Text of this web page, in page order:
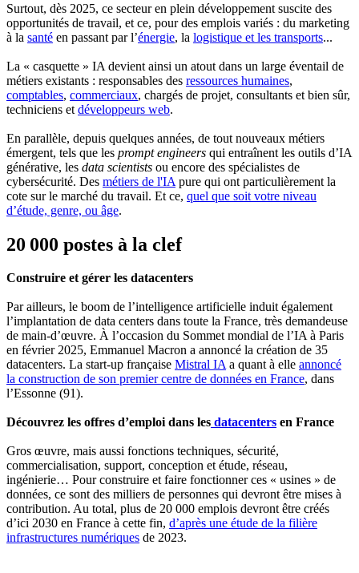
Surtout, dès 2025, ce secteur en plein développement suscite des
opportunités de travail, et ce, pour des emplois variés : du marketing
à la santé en passant par l’énergie, la logistique et les transports...
La « casquette » IA devient ainsi un atout dans un large éventail de
métiers existants : responsables des ressources humaines,
comptables, commerciaux, chargés de projet, consultants et bien sûr,
techniciens et développeurs web.
En parallèle, depuis quelques années, de tout nouveaux métiers
émergent, tels que les prompt engineers qui entraînent les outils d’IA
générative, les data scientists ou encore des spécialistes de
cybersécurité. Des métiers de l'IA pure qui ont particulièrement la
cote sur le marché du travail. Et ce, quel que soit votre niveau
d’étude, genre, ou âge.
20 000 postes à la clef
Construire et gérer les datacenters
Par ailleurs, le boom de l’intelligence artificielle induit également
l’implantation de data centers dans toute la France, très demandeuse
de main-d’œuvre. À l’occasion du Sommet mondial de l’IA à Paris
en février 2025, Emmanuel Macron a annoncé la création de 35
datacenters. La start-up française Mistral IAa quant à elle annoncé
la construction de son premier centre de données en France, dans
l’Essonne (91).
Découvrez les offres d’emploi dans les datacenters en France
Gros œuvre, mais aussi fonctions techniques, sécurité,
commercialisation, support, conception et étude, réseau,
ingénierie… Pour construire et faire fonctionner ces « usines » de
données, ce sont des milliers de personnes qui devront être mises à
contribution. Au total, plus de 20 000 emplois devront être créés
d’ici 2030 en France à cette fin, d’après une étude de la filière
infrastructures numériques de 2023.